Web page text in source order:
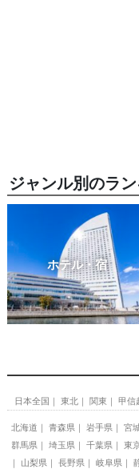
ジャンル別のラ
ホテル・宿
日本全国 東北 関東 甲信
北海道 青森県 岩手県 宮
群馬県
埼玉県 千葉県 東
山梨県
長野県 岐阜県